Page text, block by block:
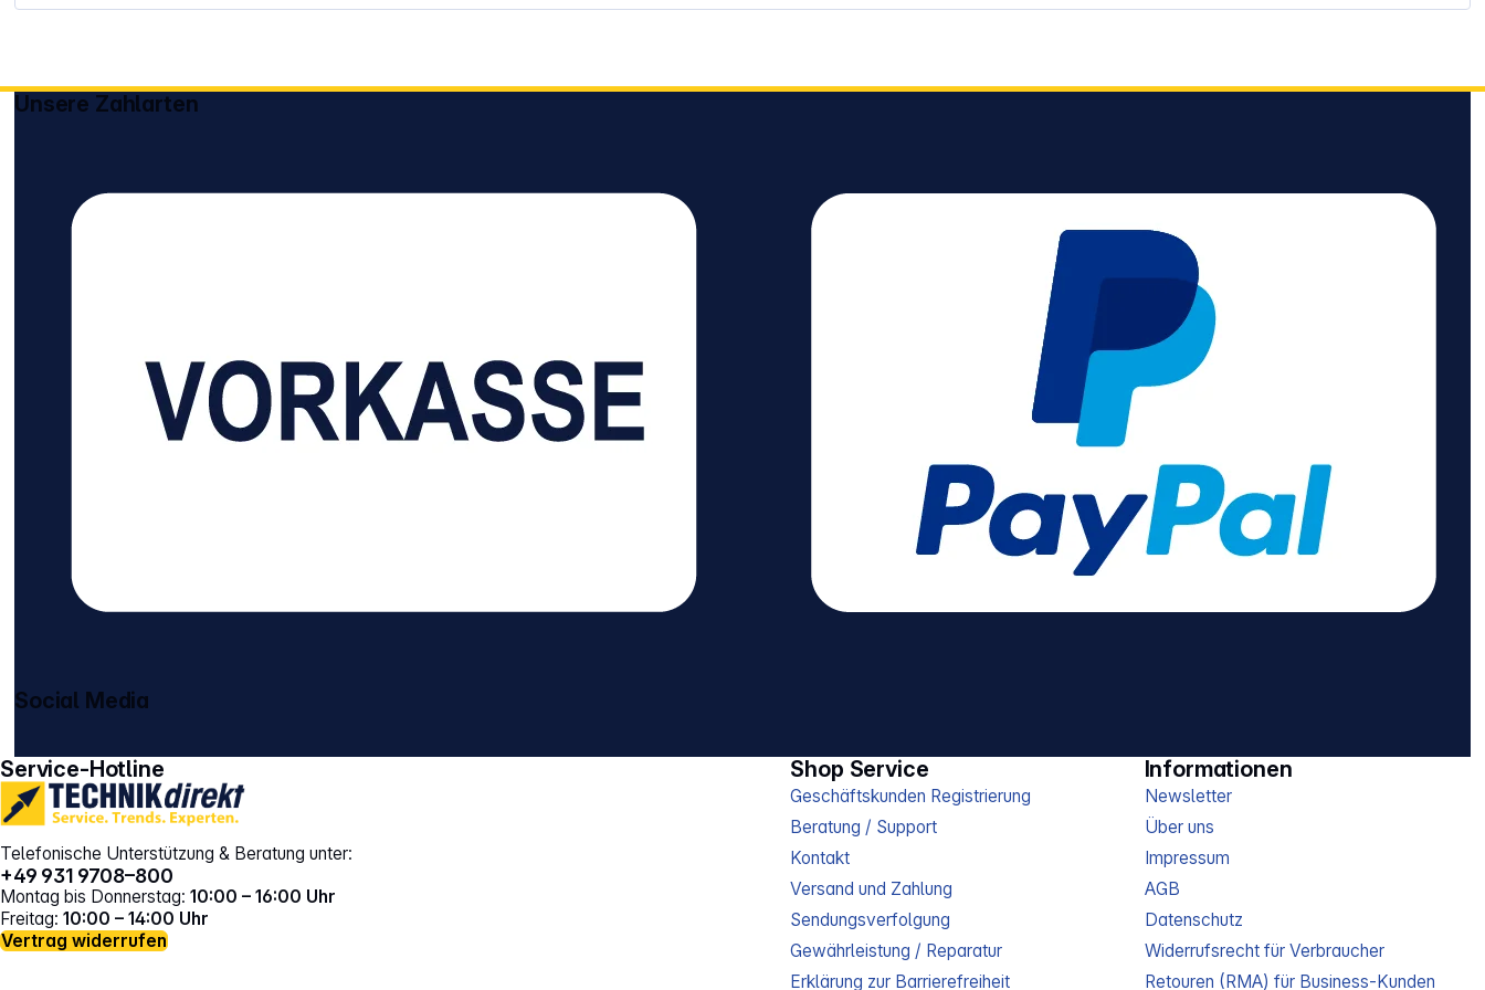
- hier können Sie selber
operieren. die schmale
Service-Hotline
Telefonische Unterstützung & Beratung unter:
+49 931 9708–800
Montag bis Donnerstag: 10:00 – 16:00 Uhr
Freitag: 10:00 – 14:00 Uhr
Vertrag widerrufen
Shop Service
Geschäftskunden Registrierung
Beratung / Support
Kontakt
Versand und Zahlung
Sendungsverfolgung
Gewährleistung / Reparatur
Erklärung zur Barrierefreiheit
Informationen
Newsletter
Über uns
Impressum
AGB
Datenschutz
Widerrufsrecht für Verbraucher
Retouren (RMA) für Business-Kunden
Unsere Zahlarten
Social Media